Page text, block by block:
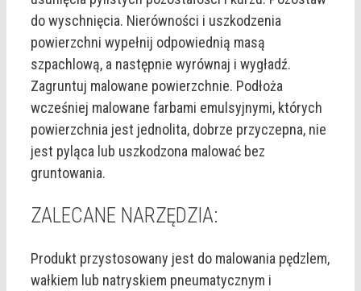
do wyschnięcia. Nierówności i uszkodzenia
powierzchni wypełnij odpowiednią masą
szpachlową, a następnie wyrównaj i wygładź.
Zagruntuj malowane powierzchnie. Podłoża
wcześniej malowane farbami emulsyjnymi, których
powierzchnia jest jednolita, dobrze przyczepna, nie
jest pyląca lub uszkodzona malować bez
gruntowania.
ZALECANE NARZĘDZIA:
Produkt przystosowany jest do malowania pędzlem,
wałkiem lub natryskiem pneumatycznym i